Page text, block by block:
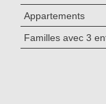
Appartements
Familles avec 3